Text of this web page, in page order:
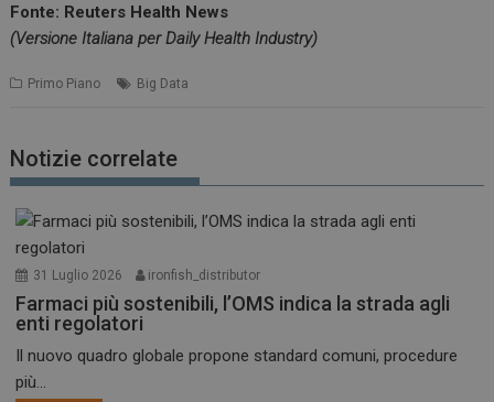
Fonte: Reuters Health News
(Versione Italiana per Daily Health Industry)
Primo Piano Big Data
Notizie correlate
31 Luglio 2026 ironfish_distributor
Farmaci più sostenibili, l’OMS indica la strada agli
enti regolatori
Il nuovo quadro globale propone standard comuni, procedure
più...